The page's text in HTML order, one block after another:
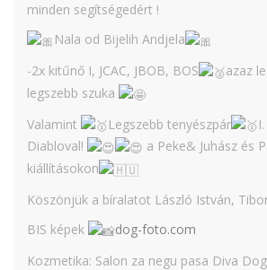
minden segítségedért !
Nala od Bijelih Andjela
-2x kitűnő I, JCAC, JBOB, BOS
azaz
legszebb szuka
Valamint
Legszebb tenyészpár
Diabloval!
a Peke& Juhász és
kiállításokon
Köszönjük a bíralatot László István,
BIS képek
dog-foto.com
Kozmetika: Salon za negu pasa Diva Dog